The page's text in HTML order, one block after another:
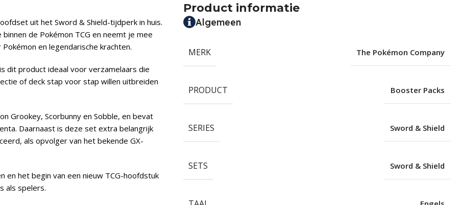
uit het Sword & Shield-tijdperk in huis.
de Pokémon TCG en neemt je mee
en legendarische krachten.
dit product ideaal voor verzamelaars die
of deck stap voor stap willen uitbreiden
Grookey, Scorbunny en Sobble, en bevat
Daarnaast is deze set extra belangrijk
als opvolger van het bekende GX-
en het begin van een nieuw TCG-hoofdstuk
als spelers.
Product informatie
Algemeen
MERK The Pokémon Company
PRODUCT Booster Packs
SERIES Sword & Shield
SETS Sword & Shield